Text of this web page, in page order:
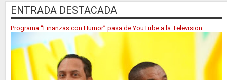
ENTRADA DESTACADA
Programa “Finanzas con Humor” pasa de YouTube a la Television